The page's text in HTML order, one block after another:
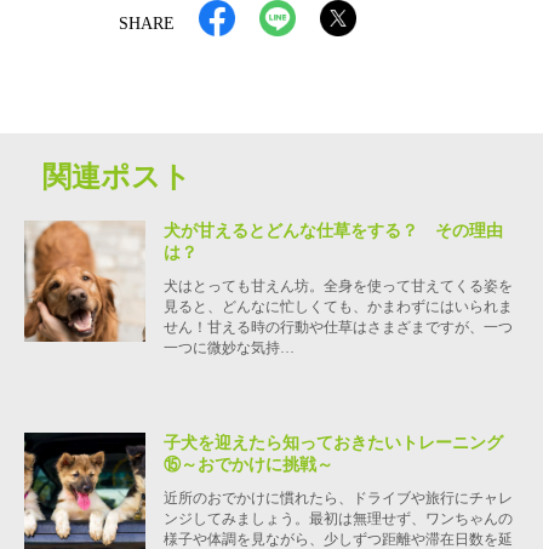
SHARE
関連ポスト
犬が甘えるとどんな仕草をする？ その理由
は？
犬はとっても甘えん坊。全身を使って甘えてくる姿を
見ると、どんなに忙しくても、かまわずにはいられま
せん！甘える時の行動や仕草はさまざまですが、一つ
一つに微妙な気持…
子犬を迎えたら知っておきたいトレーニング
⑮～おでかけに挑戦～
近所のおでかけに慣れたら、ドライブや旅行にチャレ
ンジしてみましょう。最初は無理せず、ワンちゃんの
様子や体調を見ながら、少しずつ距離や滞在日数を延